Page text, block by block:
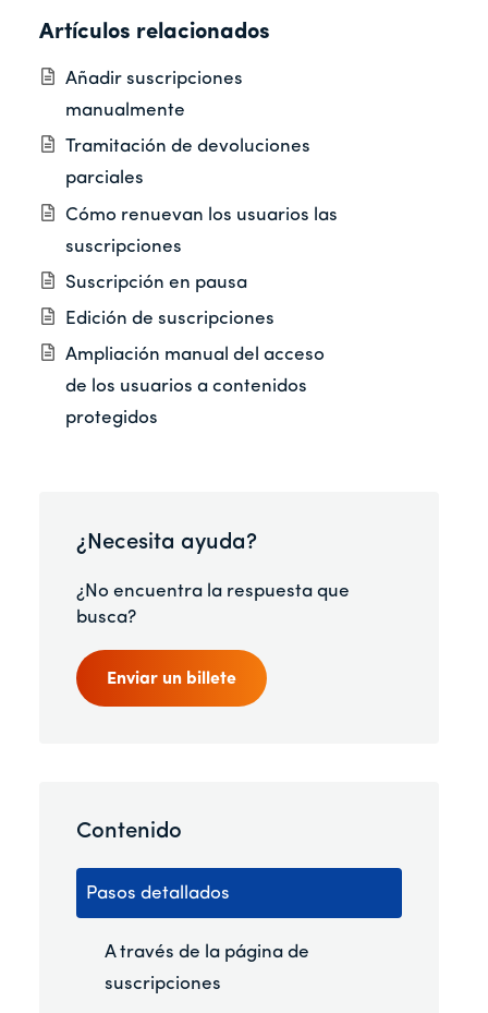
Artículos relacionados
Añadir suscripciones
manualmente
Tramitación de devoluciones
parciales
Cómo renuevan los usuarios las
suscripciones
Suscripción en pausa
Edición de suscripciones
Ampliación manual del acceso
de los usuarios a contenidos
protegidos
¿Necesita ayuda?
¿No encuentra la respuesta que
busca?
Enviar un billete
Contenido
Pasos detallados
A través de la página de
suscripciones